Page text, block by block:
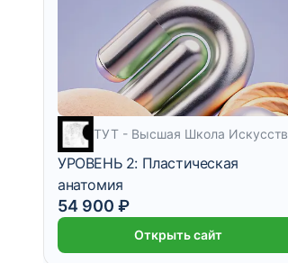
5 месяцев
ТУТ - Высшая Школа Искусств
УРОВЕНЬ 2: Пластическая
анатомия
54 900 ₽
Открыть сайт